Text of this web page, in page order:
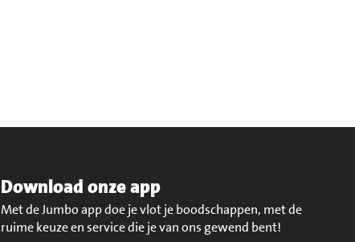
Download onze app
Met de Jumbo app doe je vlot je boodschappen, met de
ruime keuze en service die je van ons gewend bent!